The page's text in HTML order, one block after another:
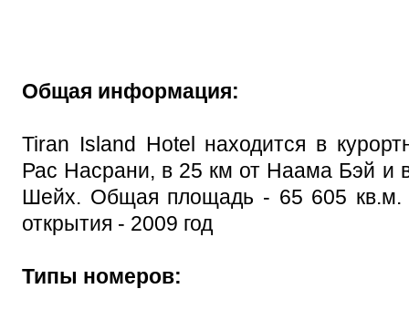
Общая информация:
Tiran Island Hotel находится в
Рас Насрани, в 25 км от Наама Бэй и
Шейх. Общая площадь - 65 605 кв.м.
открытия - 2009 год
Типы номеров: